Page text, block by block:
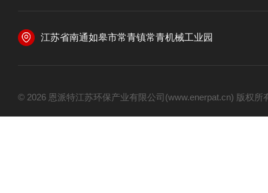
江苏省南通如皋市常青镇常青机械工业园
© 2026 恩派特江苏环保产业有限公司(www.enerpat.cn) 版权